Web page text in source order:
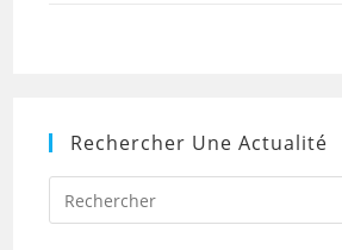
Rechercher Une Actualité